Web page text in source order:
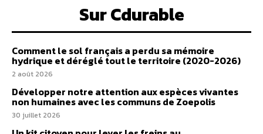
Sur Cdurable
Comment le sol français a perdu sa mémoire
hydrique et déréglé tout le territoire (2020-2026)
2 août 2026
Développer notre attention aux espèces vivantes
non humaines avec les communs de Zoepolis
30 juillet 2026